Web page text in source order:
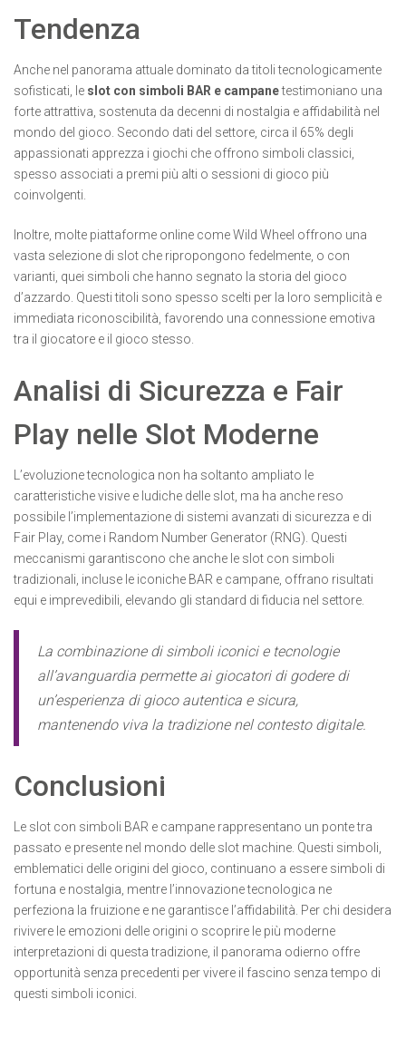
Tendenza
Anche nel panorama attuale dominato da titoli tecnologicamente
sofisticati, le slot con simboli BAR e campanetestimoniano una
forte attrattiva, sostenuta da decenni di nostalgia e affidabilità nel
mondo del gioco. Secondo dati del settore, circa il 65% degli
appassionati apprezza i giochi che offrono simboli classici,
spesso associati a premi più alti o sessioni di gioco più
coinvolgenti.
Inoltre, molte piattaforme online come Wild Wheel offrono una
vasta selezione di slot che ripropongono fedelmente, o con
varianti, quei simboli che hanno segnato la storia del gioco
d’azzardo. Questi titoli sono spesso scelti per la loro semplicità e
immediata riconoscibilità, favorendo una connessione emotiva
tra il giocatore e il gioco stesso.
Analisi di Sicurezza e Fair
Play nelle Slot Moderne
L’evoluzione tecnologica non ha soltanto ampliato le
caratteristiche visive e ludiche delle slot, ma ha anche reso
possibile l’implementazione di sistemi avanzati di sicurezza e di
Fair Play, come i Random Number Generator (RNG). Questi
meccanismi garantiscono che anche le slot con simboli
tradizionali, incluse le iconiche BAR e campane, offrano risultati
equi e imprevedibili, elevando gli standard di fiducia nel settore.
La combinazione di simboli iconici e tecnologie
all’avanguardia permette ai giocatori di godere di
un’esperienza di gioco autentica e sicura,
mantenendo viva la tradizione nel contesto digitale.
Conclusioni
Le slot con simboli BAR e campane rappresentano un ponte tra
passato e presente nel mondo delle slot machine. Questi simboli,
emblematici delle origini del gioco, continuano a essere simboli di
fortuna e nostalgia, mentre l’innovazione tecnologica ne
perfeziona la fruizione e ne garantisce l’affidabilità. Per chi desidera
rivivere le emozioni delle origini o scoprire le più moderne
interpretazioni di questa tradizione, il panorama odierno offre
opportunità senza precedenti per vivere il fascino senza tempo di
questi simboli iconici.